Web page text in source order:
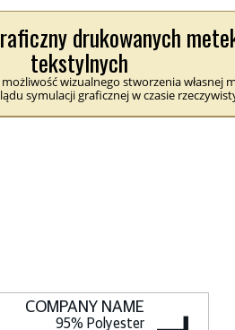
drukowanych
tekstylnych
wizualnego stworzenia własnej
symulacji graficznej w czasie